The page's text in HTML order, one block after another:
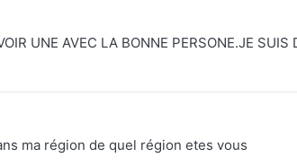
UNE AVEC LA BONNE PERSONE.JE SUIS
ma région de quel région etes vous